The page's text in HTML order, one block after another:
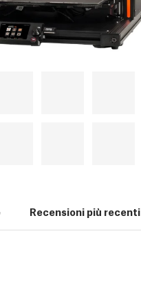
Recensioni più recenti